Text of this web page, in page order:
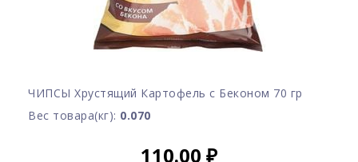
ЧИПСЫ Хрустящий Картофель с Беконом 70 гр
Вес товара(кг): 0.070
110.00 ₽